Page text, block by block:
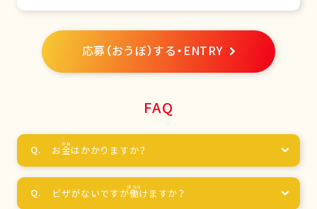
応募（おうぼ）する・ENTRY
FAQ
お金はかかりますか？
ビザがないですが働けますか？